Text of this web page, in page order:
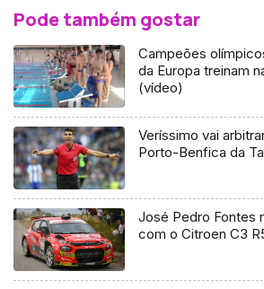
Pode também gostar
Campeões
da Europa treinam
(vídeo)
Veríssimo vai
Porto-Benfica da
José Pedro Fontes
com o Citroen C3